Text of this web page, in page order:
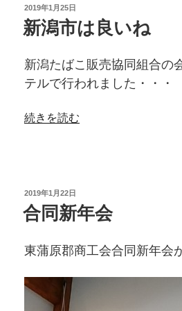
投
稿
日:
2019年1月25日
新潟市は良いね
新潟たばこ販売協同組合の
テルで行われました・・・
“新
い
ね”
続きを読む
投
稿
日:
2019年1月22日
合同新年会
東蒲原郡商工会合同新年会